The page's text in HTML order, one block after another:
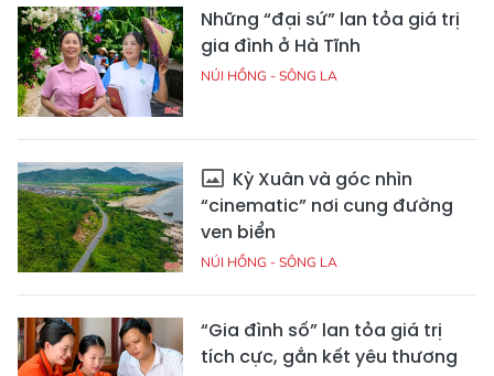
Những “đại sứ” lan tỏa giá trị
gia đình ở Hà Tĩnh
NÚI HỒNG - SÔNG LA
Kỳ Xuân và góc nhìn
“cinematic” nơi cung đường
ven biển
NÚI HỒNG - SÔNG LA
“Gia đình số” lan tỏa giá trị
tích cực, gắn kết yêu thương